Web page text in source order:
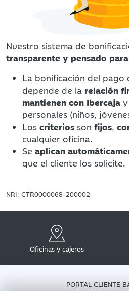
Nuestro sistema de
transparente y pensado
La bonificación del pago
depende de la relación
mantienen con Ibercaja
personales (niños,
Los criterios son fijos,
cualquier oficina.
Se aplican
que el cliente los solicite.
NRI: CTR0000068-200002
Oficinas y cajeros
PORTAL CLIENTE